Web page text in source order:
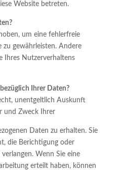
Website betreten.
um eine fehlerfreie
zu gewährleisten. Andere
Ihres Nutzerverhaltens
Ihrer Daten?
unentgeltlich Auskunft
und Zweck Ihrer
Daten zu erhalten. Sie
die Berichtigung oder
Wenn Sie eine
erteilt haben, können